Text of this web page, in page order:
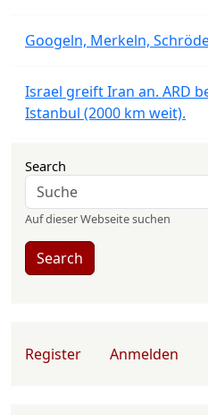
Googeln, Merkeln,
Israel greift Iran an. ARD
Istanbul (2000 km weit).
Search
Auf dieser Webseite suchen
Search
User account menu
Register Anmelden